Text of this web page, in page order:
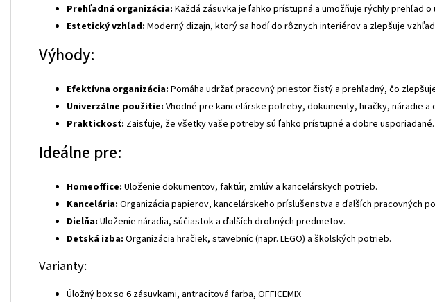
Prehľadná organizácia: Každá zásuvka je ľahko prístupná a umožňuje rýchly prehľad
Estetický vzhľad: Moderný dizajn, ktorý sa hodí do rôznych interiérov a zlepšuje
Výhody:
Efektívna organizácia: Pomáha udržať pracovný priestor čistý a prehľadný, čo
Univerzálne použitie: Vhodné pre kancelárske potreby, dokumenty, hračky, náradie a
Praktickosť: Zaisťuje, že všetky vaše potreby sú ľahko prístupné a dobre usporiadané.
Ideálne pre:
Homeoffice: Uloženie dokumentov, faktúr, zmlúv a kancelárskych potrieb.
Kancelária: Organizácia papierov, kancelárskeho príslušenstva a ďalších pracovných
Dielňa: Uloženie náradia, súčiastok a ďalších drobných predmetov.
Detská izba: Organizácia hračiek, stavebníc (napr. LEGO) a školských potrieb.
Varianty:
Úložný box so 6 zásuvkami, antracitová farba, OFFICEMIX